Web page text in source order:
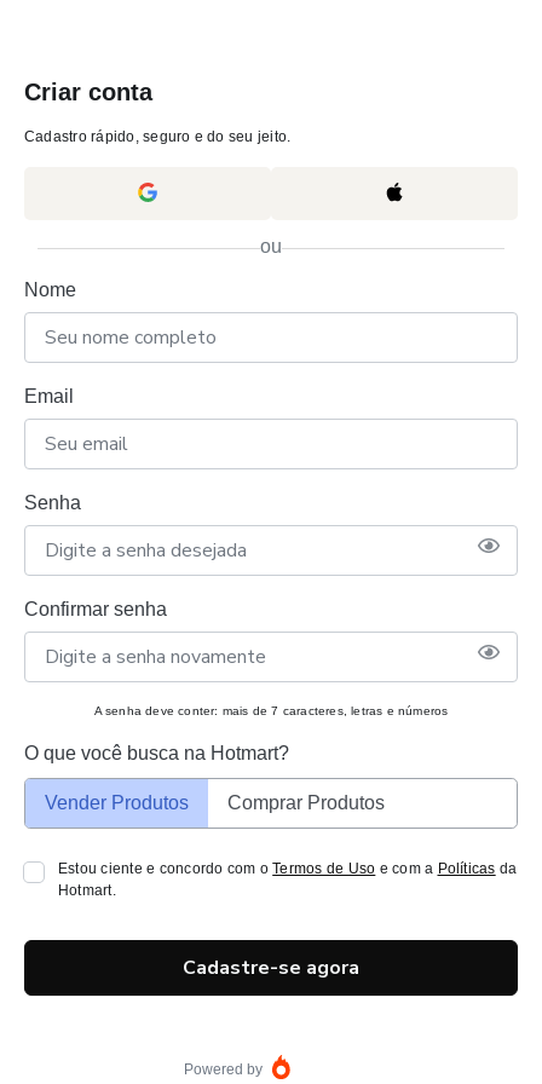
Criar conta
Cadastro rápido, seguro e do seu jeito.
ou
Nome
Email
Senha
Confirmar senha
A senha deve conter: mais de 7 caracteres, letras e números
O que você busca na Hotmart?
Vender Produtos Comprar Produtos
Estou ciente e concordo com oTermos de Uso e com a Políticas da
Hotmart.
Cadastre-se agora
Powered by